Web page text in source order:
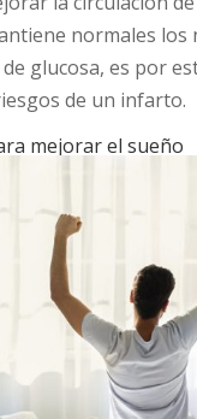
normales los
glucosa, es por
de un infarto.
mejorar el sueño